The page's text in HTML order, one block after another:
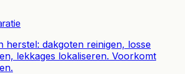
herstel: dakgoten reinigen, losse
lekkages lokaliseren. Voorkomt